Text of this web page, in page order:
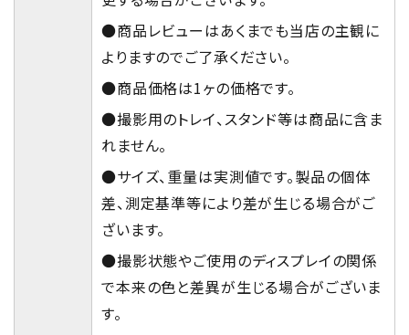
●商品レビューはあくまでも当店の主観に
よりますのでご了承ください。
●商品価格は1ヶの価格です。
●撮影用のトレイ、スタンド等は商品に含ま
れません。
●サイズ、重量は実測値です。製品の個体
差、測定基準等により差が生じる場合がご
ざいます。
●撮影状態やご使用のディスプレイの関係
で本来の色と差異が生じる場合がございま
す。